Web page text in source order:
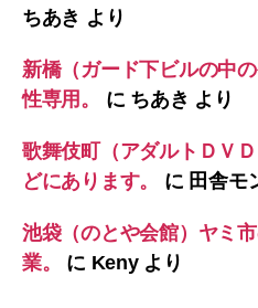
ちあき より
新橋（ガード下ビルの中
性専用。
に ちあき より
歌舞伎町（アダルトＤＶ
どにあります。
に 田舎モ
池袋（のとや会館）ヤミ
業。
に Kenyより